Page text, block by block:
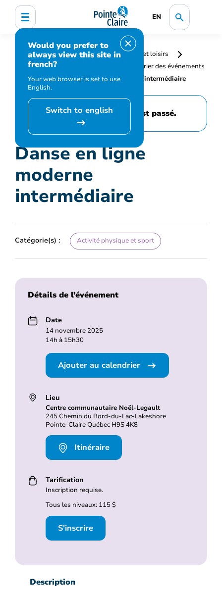
EN
Would you prefer to
always view this site in
french?
Your web browser is set to use
English.
Switch to english
Accueil
Bibliothèque, culture, sports et loisirs
Programmation et inscription
Calendrier des événements
et activités
Danse en ligne moderne intermédiaire
Cet événement est passé.
Danse en ligne
moderne
intermédiaire
Catégorie(s) : Activité physique et sport
Détails de l’événement
Date
14 novembre 2025
14h à 15h30
Ajouter au calendrier
Lieu
Centre communautaire Noël-Legault
245 Chemin du Bord-du-Lac-Lakeshore
Pointe-Claire Québec H9S 4K8
Itinéraire
Tarification
Inscription requise.
Tous les niveaux: 115 $
S'inscrire
Description